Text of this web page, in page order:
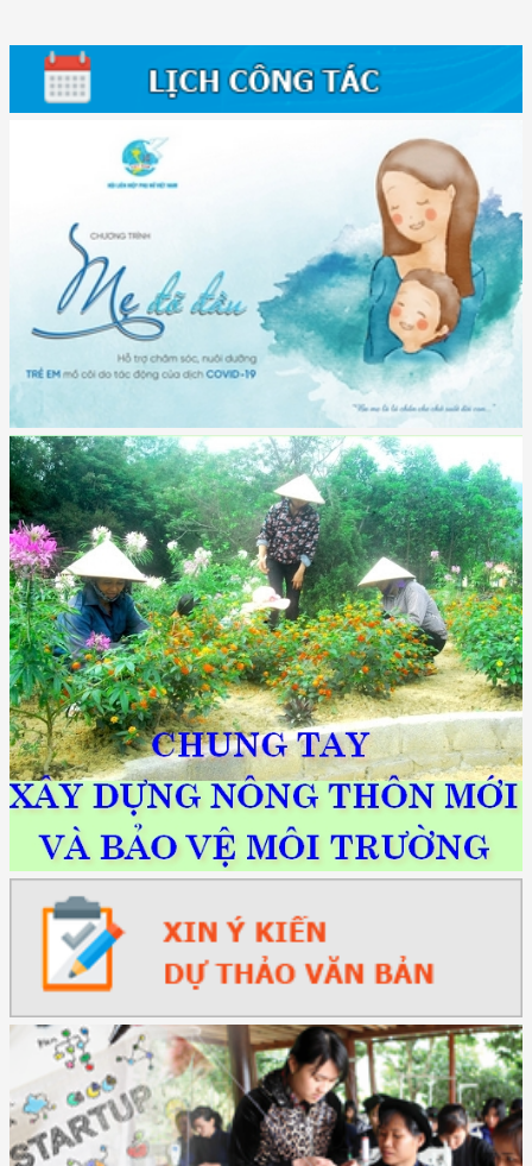
đổi mới ...
(898/KH/ĐCT) Kế hoạch thực hiện Quyết định số 2415/QĐ-TTg ngày
31/10/2025 ...
(417/QĐ-BNNMT) Quyết định phê duyệt Chương trình mục tiêu quốc gia
(891/KH-ĐCT) Kế hoạch thực hiện Nghị quyết số 72-NQ/TW ngày
9/9/2025 của Bộ ...
(2415/QĐ-TTg) Quyết định về việc phê duyệt Đề án Hỗ trợ Phụ nữ khởi
nghiệp ...